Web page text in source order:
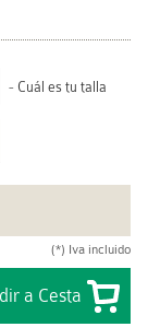
- Cuál es tu talla
(*) Iva incluido